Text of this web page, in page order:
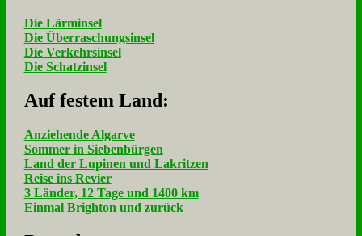
Die Lärminsel
Die Überraschungsinsel
Die Verkehrsinsel
Die Schatzinsel
Auf fe­stem Land:
Anziehende Algarve
Sommer in Siebenbürgen
Land der Lupinen und Lakritzen
Reise ins Revier
3 Länder, 12 Tage und 1400 km
Einmal Brighton und zurück